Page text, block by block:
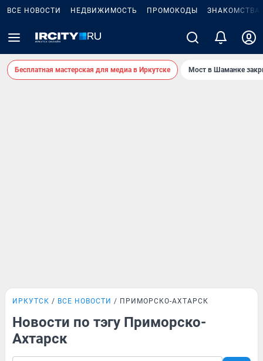
ВСЕ НОВОСТИ НЕДВИЖИМОСТЬ ПРОМОКОДЫ ЗНАКОМСТВА
Бесплатная мастерская для медиа в Иркутске Мост в Шаманке
ИРКУТСК ВСЕ НОВОСТИ ПРИМОРСКО-АХТАРСК
Новости по тэгу Приморско-
Ахтарск